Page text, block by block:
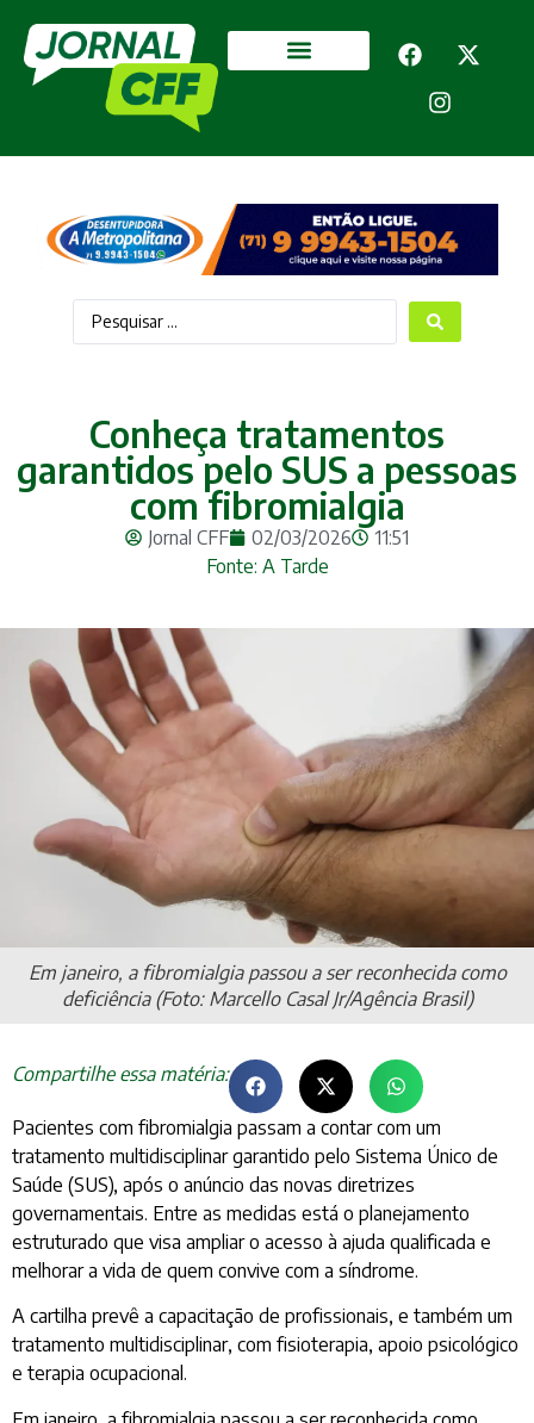
Conheça tratamentos
garantidos pelo SUS a pessoas
com fibromialgia
Jornal CFF 02/03/2026
11:51
Fonte: A Tarde
Em janeiro, a fibromialgia passou a ser reconhecida como
deficiência (Foto: Marcello Casal Jr/Agência Brasil)
Compartilhe essa matéria:
Pacientes com fibromialgia passam a contar com um
tratamento multidisciplinar garantido pelo Sistema Único de
Saúde (SUS), após o anúncio das novas diretrizes
governamentais. Entre as medidas está o planejamento
estruturado que visa ampliar o acesso à ajuda qualificada e
melhorar a vida de quem convive com a síndrome.
A cartilha prevê a capacitação de profissionais, e também um
tratamento multidisciplinar, com fisioterapia, apoio psicológico
e terapia ocupacional.